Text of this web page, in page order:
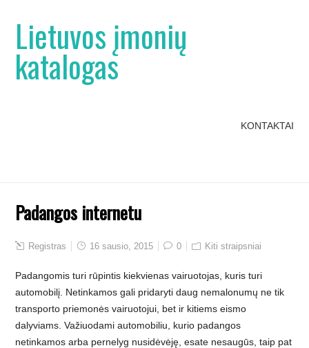
Lietuvos įmonių
katalogas
KONTAKTAI
Padangos internetu
Registras 16 sausio, 2015 0 Kiti straipsniai
Padangomis turi rūpintis kiekvienas vairuotojas, kuris turi
automobilį. Netinkamos gali pridaryti daug nemalonumų ne tik
transporto priemonės vairuotojui, bet ir kitiems eismo
dalyviams. Važiuodami automobiliu, kurio padangos
netinkamos arba pernelyg nusidėvėję, esate nesaugūs, taip pat